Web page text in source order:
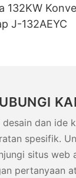
132KW
J-132AEYC
dan ide
spesifik.
situs web
pertanyaan